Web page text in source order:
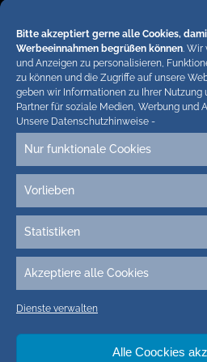
Bitte akzeptiert gerne alle Cookies,
Werbeeinnahmen begrüßen können. Wir
und Anzeigen zu personalisieren,
zu können und die Zugriffe auf unsere
geben wir Informationen zu Ihrer Nutzung
Partner für soziale Medien, Werbung und
Unsere Datenschutzhinweise -
Nur funktionale Cookies
Vorlieben
Statistiken
Akzeptiere alle Cookies
Dienste verwalten
Alle Coockies
abgekürzte Teaser bis ca.
zum ganzen Artikel in
behalten uns bei
vor. Die Redaktion!